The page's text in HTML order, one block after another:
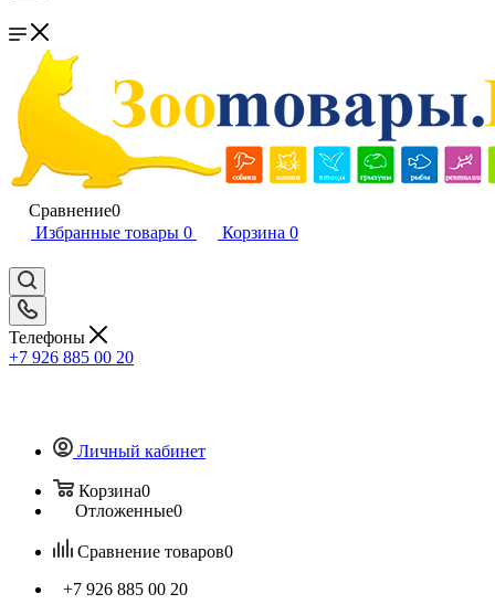
Сравнение0
Избранные товары 0 Корзина 0
Телефоны
+7 926 885 00 20
Личный кабинет
Корзина0
Отложенные0
Сравнение товаров0
+7 926 885 00 20